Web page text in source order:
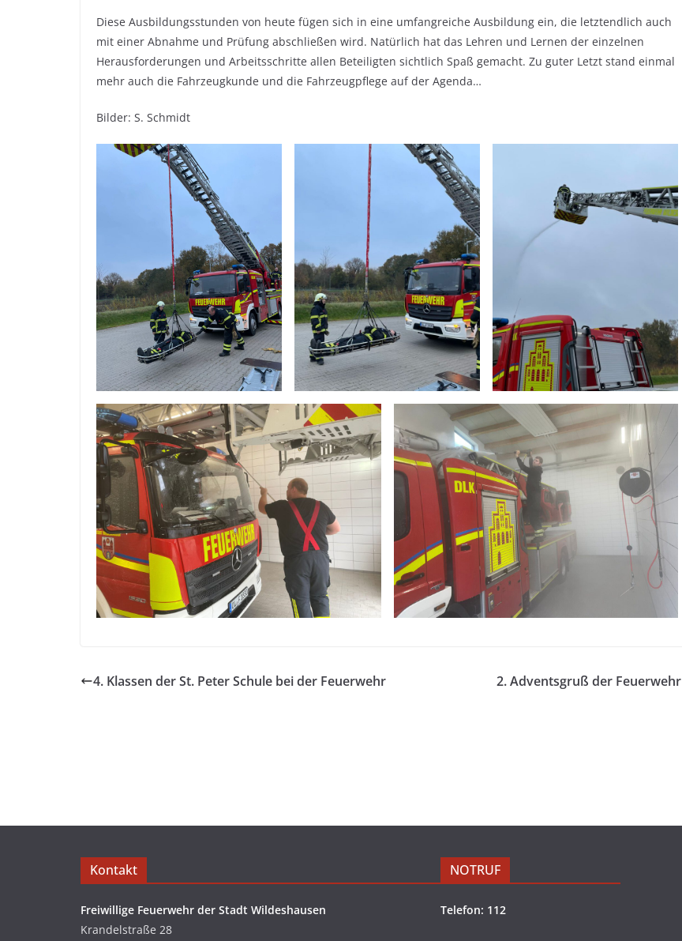
Diese Ausbildungsstunden von heute fügen sich in eine umfangreiche Ausbildung ein, die letztendlich auch
mit einer Abnahme und Prüfung abschließen wird. Natürlich hat das Lehren und Lernen der einzelnen
Herausforderungen und Arbeitsschritte allen Beteiligten sichtlich Spaß gemacht. Zu guter Letzt stand einmal
mehr auch die Fahrzeugkunde und die Fahrzeugpflege auf der Agenda…
Bilder: S. Schmidt
4. Klassen der St. Peter Schule bei der Feuerwehr 2. Adventsgruß der Feuerwehr
Kontakt
Freiwillige Feuerwehr der Stadt Wildeshausen
Krandelstraße 28
NOTRUF
Telefon: 112